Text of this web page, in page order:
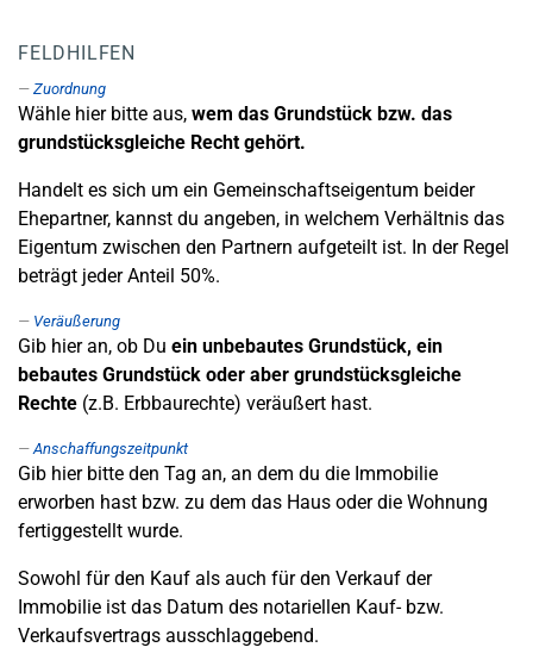
FELDHILFEN
Zuordnung
Wähle hier bitte aus, wem das Grundstück bzw. das
grundstücksgleiche Recht gehört.
Handelt es sich um ein Gemeinschaftseigentum beider
Ehepartner, kannst du angeben, in welchem Verhältnis das
Eigentum zwischen den Partnern aufgeteilt ist. In der Regel
beträgt jeder Anteil 50%.
Veräußerung
Gib hier an, ob Du ein unbebautes Grundstück, ein
bebautes Grundstück oder aber grundstücksgleiche
Rechte (z.B. Erbbaurechte) veräußert hast.
Anschaffungszeitpunkt
Gib hier bitte den Tag an, an dem du die Immobilie
erworben hast bzw. zu dem das Haus oder die Wohnung
fertiggestellt wurde.
Sowohl für den Kauf als auch für den Verkauf der
Immobilie ist das Datum des notariellen Kauf- bzw.
Verkaufsvertrags ausschlaggebend.